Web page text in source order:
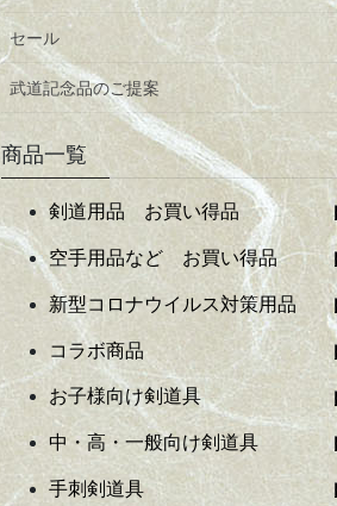
セール
武道記念品のご提案
商品一覧
剣道用品 お買い得品
空手用品など お買い得品
新型コロナウイルス対策用品
コラボ商品
お子様向け剣道具
中・高・一般向け剣道具
手刺剣道具